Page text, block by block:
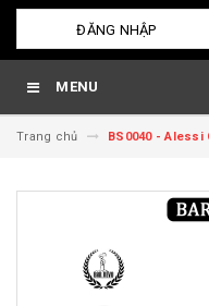
ĐĂNG NHẬP
MENU
Trang chủ BS0040 -